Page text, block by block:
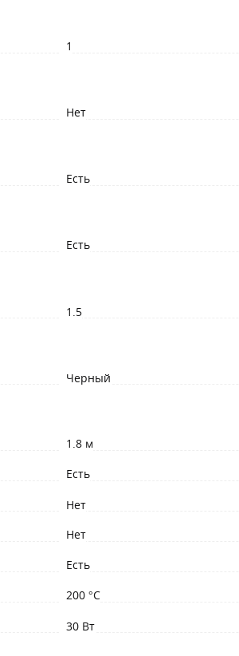
1
Нет
Есть
Есть
1.5
Черный
1.8 м
Есть
Нет
Нет
Есть
200 °C
30 Вт